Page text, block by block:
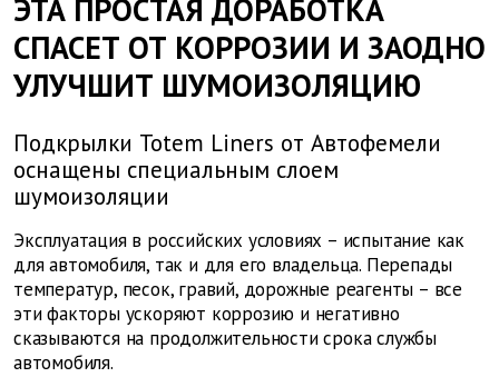
ЭТА ПРОСТАЯ ДОРАБОТКА
СПАСЕТ ОТ КОРРОЗИИ И ЗАОДНО
УЛУЧШИТ ШУМОИЗОЛЯЦИЮ
Подкрылки Totem Liners от Автофемели
оснащены специальным слоем
шумоизоляции
Эксплуатация в российских условиях – испытание как
для автомобиля, так и для его владельца. Перепады
температур, песок, гравий, дорожные реагенты – все
эти факторы ускоряют коррозию и негативно
сказываются на продолжительности срока службы
автомобиля.